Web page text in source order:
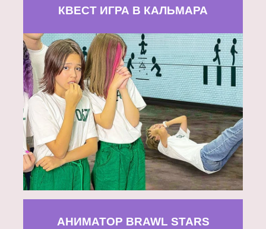
КВЕСТ ИГРА В КАЛЬМАРА
АНИМАТОР BRAWL STARS